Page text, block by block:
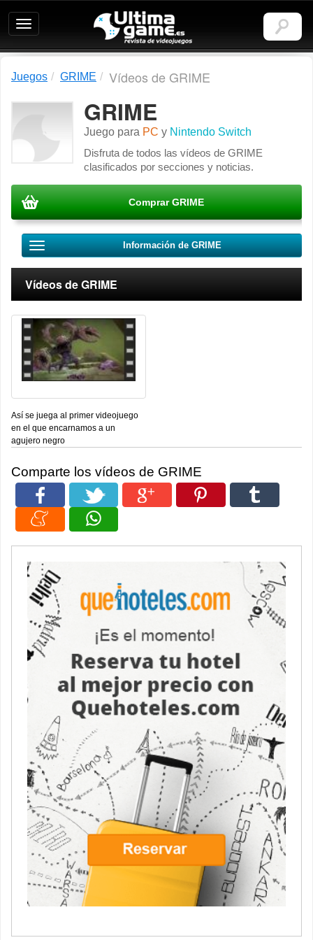
Ultimagame:
Revista
de
Juegos GRIME Vídeos de GRIME
GRIME
Juego para PC y Nintendo Switch
Disfruta de todos las vídeos de GRIME
clasificados por secciones y noticias.
Comprar GRIME
Información de GRIME
Vídeos de GRIME
Así se juega al primer videojuego
en el que encarnamos a un
agujero negro
Comparte los vídeos de GRIME